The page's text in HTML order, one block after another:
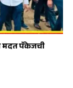
मदत पॅकेजची